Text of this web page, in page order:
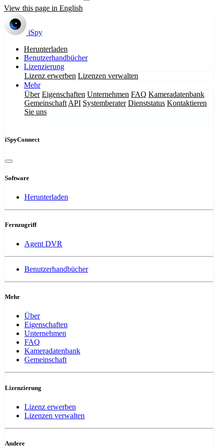
View this page in English
iSpy
Herunterladen
Benutzerhandbücher
Lizenzierung
Lizenz erwerben Lizenzen verwalten
Mehr
Über Eigenschaften Unternehmen FAQ Kameradatenbank
Gemeinschaft API Systemberater Dienststatus Kontaktieren
Sie uns
iSpyConnect
Software
Herunterladen
Fernzugriff
Agent DVR
Benutzerhandbücher
Mehr
Über
Eigenschaften
Unternehmen
FAQ
Kameradatenbank
Gemeinschaft
Lizenzierung
Lizenz erwerben
Lizenzen verwalten
Andere